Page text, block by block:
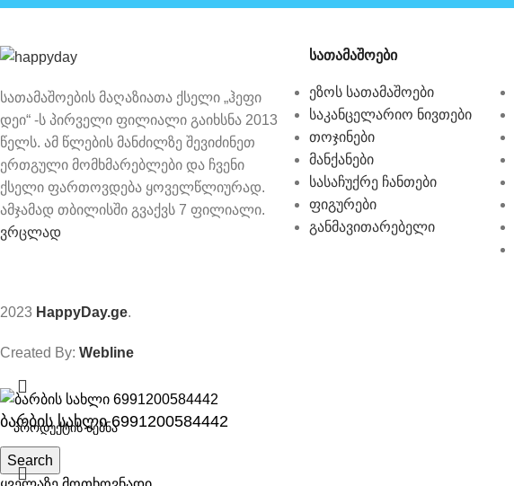
სათამაშოების მაღაზიათა ქსელი „ჰეფი
დეი“ -ს პირველი ფილიალი გაიხსნა 2013
წელს. ამ წლების მანძილზე შევიძინეთ
ერთგული მომხმარებლები და ჩვენი
ქსელი ფართოვდება ყოველწლიურად.
ამჯამად თბილისში გვაქვს 7 ფილიალი.
ვრცლად
სათამაშოები
ეზოს სათამაშოები
საკანცელარიო ნივთები
თოჯინები
მანქანები
სასაჩუქრე ჩანთები
ფიგურები
განმავითარებელი
2023 HappyDay.ge.
Created By: Webline
Search
ბარბის სახლი 6991200584442